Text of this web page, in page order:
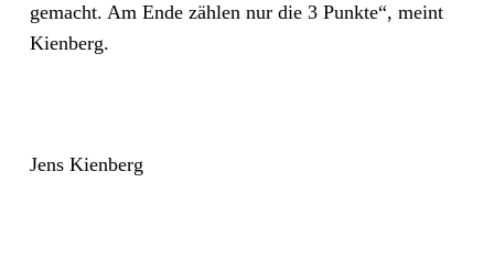
gemacht. Am Ende zählen nur die 3 Punkte“, meint
Kienberg.
Jens Kienberg